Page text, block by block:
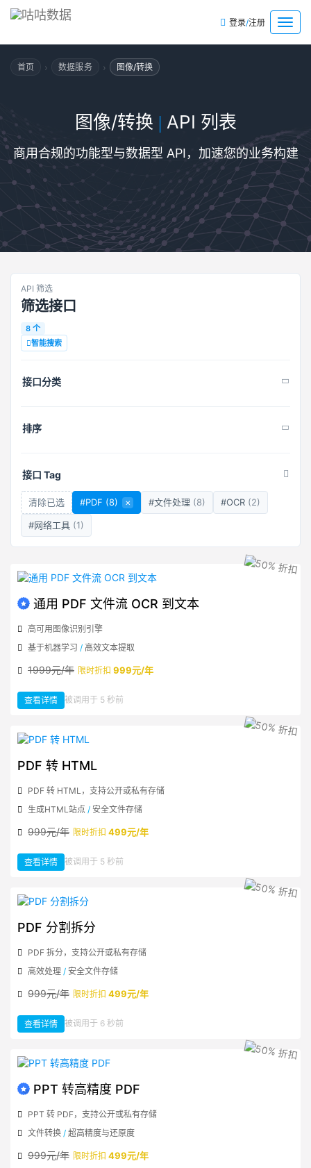
菜
单
登录/注册
首页 › 数据服务 › 图像/转换
图像/转换 | API 列表
商用合规的功能型与数据型 API，加速您的业务构建
API 筛选
筛选接口
8 个
智能搜索
接口分类
排序
接口 Tag
清除已选 #PDF (8) × #文件处理 (8) #OCR (2)
#网络工具 (1)
通用 PDF 文件流 OCR 到文本
高可用图像识别引擎
基于机器学习 / 高效文本提取
1999元/年 限时折扣 999元/年
查看详情 ：
通
件
流
文
本
被调用于 5 秒前
PDF 转 HTML
PDF 转 HTML，支持公开或私有存储
生成HTML站点 / 安全文件存储
999元/年 限时折扣 499元/年
查看详情 ：
PDF
被调用于 5 秒前
PDF 分割拆分
PDF 拆分，支持公开或私有存储
高效处理 / 安全文件存储
999元/年 限时折扣 499元/年
查看详情 ：
PDF
分
被调用于 6 秒前
PPT 转高精度 PDF
PPT 转 PDF，支持公开或私有存储
文件转换 / 超高精度与还原度
999元/年 限时折扣 499元/年